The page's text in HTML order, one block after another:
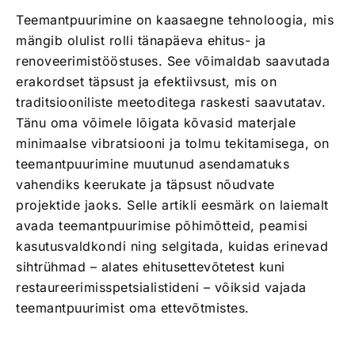
Teemantpuurimine on kaasaegne tehnoloogia, mis
mängib olulist rolli tänapäeva ehitus- ja
renoveerimistööstuses. See võimaldab saavutada
erakordset täpsust ja efektiivsust, mis on
traditsiooniliste meetoditega raskesti saavutatav.
Tänu oma võimele lõigata kõvasid materjale
minimaalse vibratsiooni ja tolmu tekitamisega, on
teemantpuurimine muutunud asendamatuks
vahendiks keerukate ja täpsust nõudvate
projektide jaoks. Selle artikli eesmärk on laiemalt
avada teemantpuurimise põhimõtteid, peamisi
kasutusvaldkondi ning selgitada, kuidas erinevad
sihtrühmad – alates ehitusettevõtetest kuni
restaureerimisspetsialistideni – võiksid vajada
teemantpuurimist oma ettevõtmistes.